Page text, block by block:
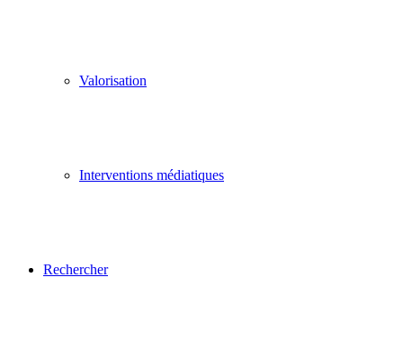
Valorisation
Interventions médiatiques
Rechercher